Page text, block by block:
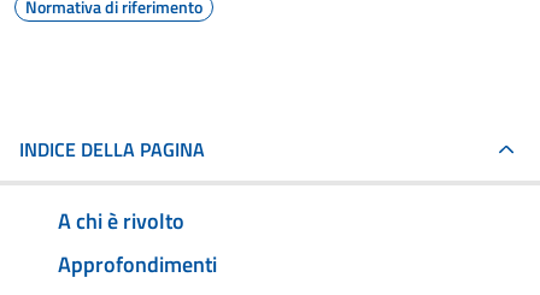
Normativa di riferimento
INDICE DELLA PAGINA
A chi è rivolto
Approfondimenti